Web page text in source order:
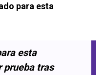
para esta
esta
prueba tras